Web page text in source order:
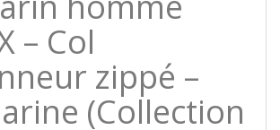
– Col
zippé –
(Collection